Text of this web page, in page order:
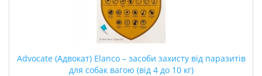
Advocate (Адвокат) Elanco – засоби захисту від паразитів
для собак вагою (від 4 до 10 кг)